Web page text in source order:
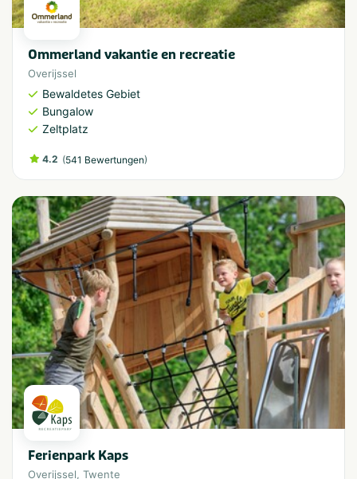
Ommerland vakantie en recreatie
Overijssel
Bewaldetes Gebiet
Bungalow
Zeltplatz
4.2 (541 Bewertungen)
Ferienpark Kaps
Overijssel, Twente